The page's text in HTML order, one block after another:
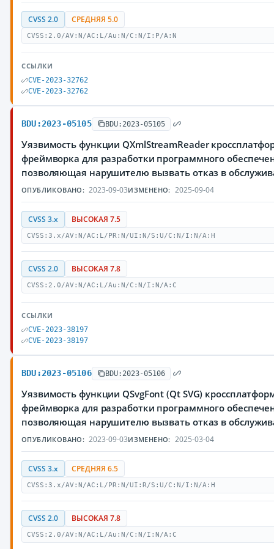
CVSS 2.0 СРЕДНЯЯ 5.0
CVSS:2.0/AV:N/AC:L/Au:N/C:N/I:P/A:N
ССЫЛКИ
CVE-2023-32762
CVE-2023-32762
BDU:2023-05105 BDU:2023-05105
Уязвимость функции QXmlStreamReader
фреймворка для разработки программного
позволяющая нарушителю вызвать отказ в
ОПУБЛИКОВАНО: 2023-09-03ИЗМЕНЕНО: 2025-09-04
CVSS 3.x ВЫСОКАЯ 7.5
CVSS:3.x/AV:N/AC:L/PR:N/UI:N/S:U/C:N/I:N/A:H
CVSS 2.0 ВЫСОКАЯ 7.8
CVSS:2.0/AV:N/AC:L/Au:N/C:N/I:N/A:C
ССЫЛКИ
CVE-2023-38197
CVE-2023-38197
BDU:2023-05106 BDU:2023-05106
Уязвимость функции QSvgFont (Qt SVG)
фреймворка для разработки программного
позволяющая нарушителю вызвать отказ в
ОПУБЛИКОВАНО: 2023-09-03ИЗМЕНЕНО: 2025-03-04
CVSS 3.x СРЕДНЯЯ 6.5
CVSS:3.x/AV:N/AC:L/PR:N/UI:R/S:U/C:N/I:N/A:H
CVSS 2.0 ВЫСОКАЯ 7.8
CVSS:2.0/AV:N/AC:L/Au:N/C:N/I:N/A:C